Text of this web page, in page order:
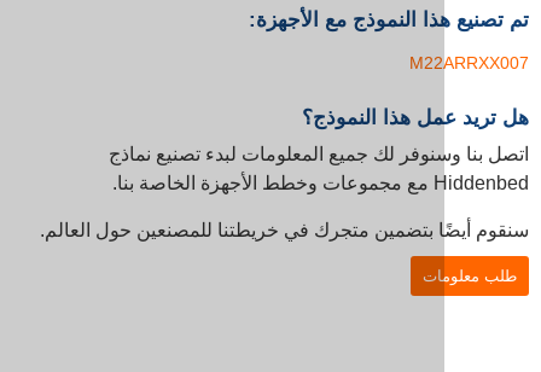
النموذج مع الأجهزة:
هذا النموذج؟
لك جميع المعلومات لبدء تصنيع نماذج
بتضمين متجرك في خريطتنا للمصنعين حول العالم.